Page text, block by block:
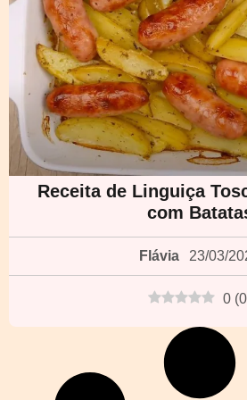
Receita de Linguiça
com
Flávia 23/03/
0 (0